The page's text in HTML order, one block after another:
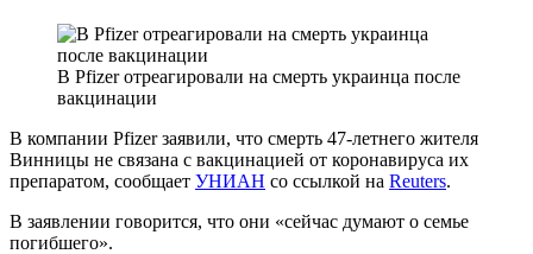
В Pfizer отреагировали на смерть украинца после
вакцинации
В компании Pfizer заявили, что смерть 47-летнего жителя
Винницы не связана с вакцинацией от коронавируса их
препаратом, сообщает УНИАН со ссылкой на Reuters.
В заявлении говорится, что они «сейчас думают о семье
погибшего».